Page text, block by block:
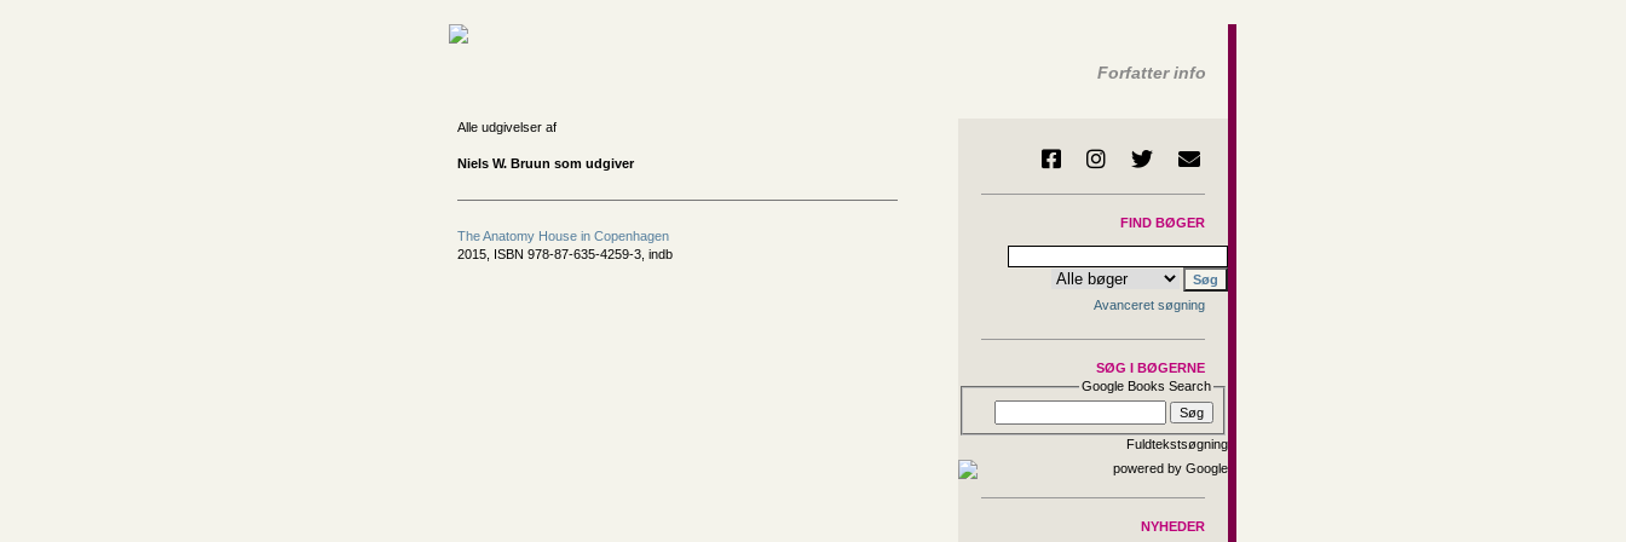
Forfatter info
Alle udgivelser af
Niels W. Bruun som udgiver
The Anatomy House in Copenhagen
2015, ISBN 978-87-635-4259-3, indb
FIND BØGER
Avanceret søgning
SØG I BØGERNE
Google Books Search
Fuldtekstsøgning
NYHEDER